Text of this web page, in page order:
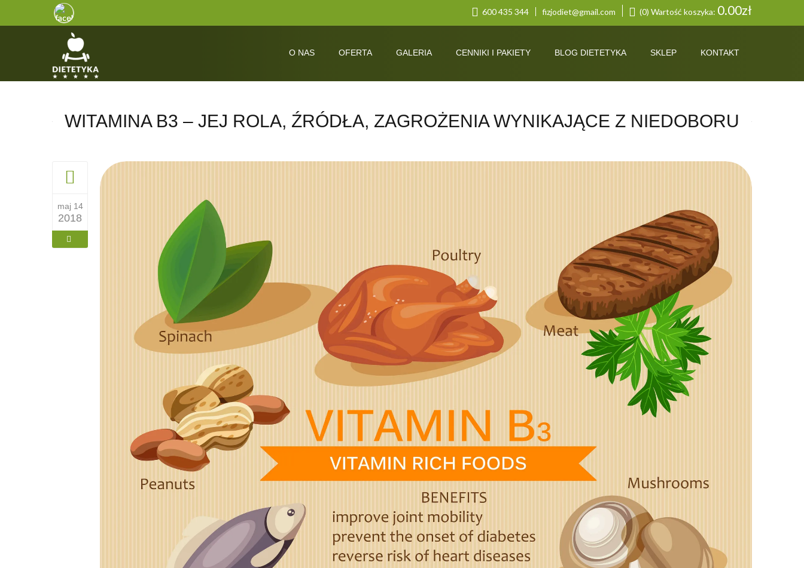
600 435 344 fizjodiet@gmail.com (0) Wartość koszyka: 0.00zł
O NAS OFERTA GALERIA CENNIKI I PAKIETY BLOG DIETETYKA SKLEP KONTAKT
WITAMINA B3 – JEJ ROLA, ŹRÓDŁA, ZAGROŻENIA WYNIKAJĄCE Z NIEDOBORU
maj 14
2018